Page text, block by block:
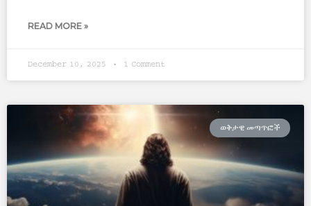
READ MORE »
December 10, 2025 1 Comment
ወቅታዊ መጣጥፎች